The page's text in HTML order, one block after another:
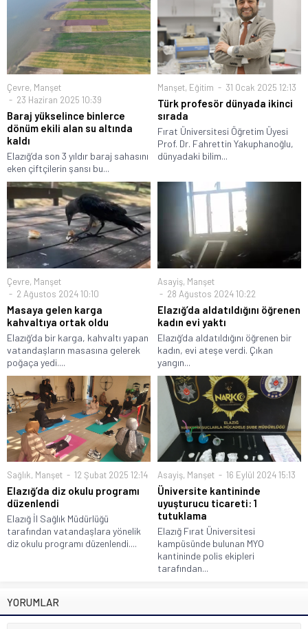
Çevre, Manşet
23 Haziran 2025 10:39
Baraj yükselince binlerce
dönüm ekili alan su altında
kaldı
Elazığ’da son 3 yıldır baraj sahasını
eken çiftçilerin şansı bu...
Manşet, Eğitim 31 Ocak 2025 12:13
Türk profesör dünyada ikinci
sırada
Fırat Üniversitesi Öğretim Üyesi
Prof. Dr. Fahrettin Yakuphanoğlu,
dünyadaki bilim...
Çevre, Manşet
2 Ağustos 2024 10:10
Masaya gelen karga
kahvaltıya ortak oldu
Elazığ’da bir karga, kahvaltı yapan
vatandaşların masasına gelerek
poğaça yedi....
Asayiş, Manşet
28 Ağustos 2024 10:22
Elazığ’da aldatıldığını öğrenen
kadın evi yaktı
Elazığ’da aldatıldığını öğrenen bir
kadın, evi ateşe verdi. Çıkan
yangın...
Sağlık, Manşet 12 Şubat 2025 12:14
Elazığ’da diz okulu programı
düzenlendi
Elazığ İl Sağlık Müdürlüğü
tarafından vatandaşlara yönelik
diz okulu programı düzenlendi....
Asayiş, Manşet 16 Eylül 2024 15:13
Üniversite kantininde
uyuşturucu ticareti: 1
tutuklama
Elazığ Fırat Üniversitesi
kampüsünde bulunan MYO
kantininde polis ekipleri
tarafından...
YORUMLAR